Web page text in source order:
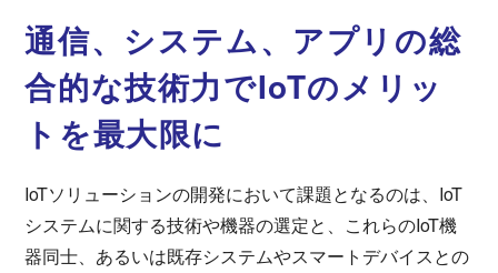
通信、システム、アプリの総
合的な技術力でIoTのメリッ
トを最大限に
IoTソリューションの開発において課題となるのは、IoT
システムに関する技術や機器の選定と、これらのIoT機
器同士、あるいは既存システムやスマートデバイスとの